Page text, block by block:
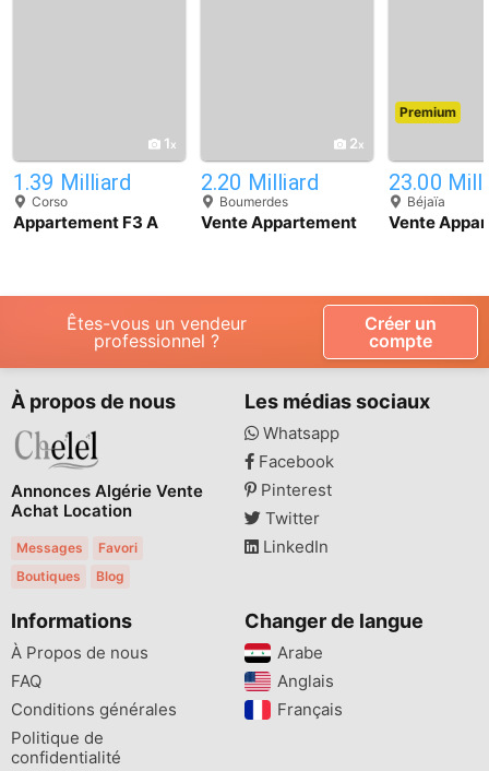
1
1.39 Milliard
Corso
Appartement F3 A
2
2.20 Milliard
Boumerdes
Vente Appartement
Premium
23.00
Béjaïa
Vente
Êtes-vous un vendeur
professionnel ?
Créer un
compte
À propos de nous
Annonces Algérie Vente
Achat Location
Messages
Favori
Boutiques
Blog
Les médias sociaux
Whatsapp
Facebook
Pinterest
Twitter
LinkedIn
Informations
À Propos de nous
FAQ
Conditions générales
Politique de
confidentialité
Changer de langue
Arabe
Anglais
Français